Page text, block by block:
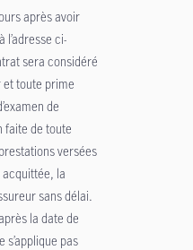
après avoir
ci-
sera considéré
et toute prime
de
faite de toute
versées
la
sans délai.
la date de
s’applique pas